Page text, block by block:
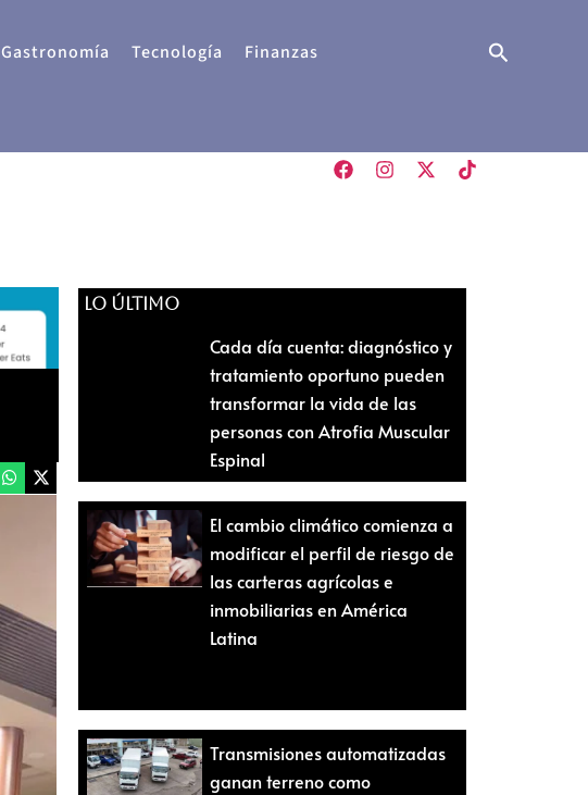
Gastronomía Tecnología Finanzas Buscar
LO ÚLTIMO
Cada día cuenta: diagnóstico y
tratamiento oportuno pueden
transformar la vida de las
personas con Atrofia Muscular
Espinal
El cambio climático comienza a
modificar el perfil de riesgo de
las carteras agrícolas e
inmobiliarias en América
Latina
Transmisiones automatizadas
ganan terreno como